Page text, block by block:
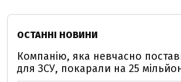
ОСТАННІ НОВИНИ
Компанію, яка невчасно
для ЗСУ, покарали на 25